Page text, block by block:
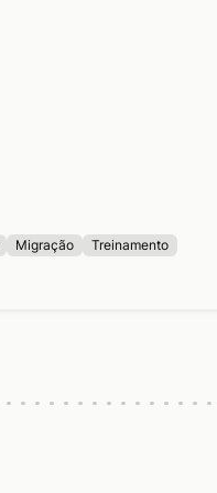
Migração Treinamento